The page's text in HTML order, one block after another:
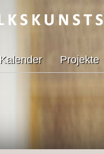
Kalender Projekte